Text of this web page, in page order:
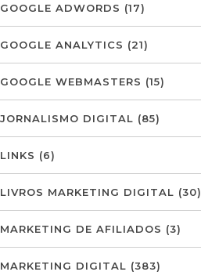
GOOGLE ADWORDS (17)
GOOGLE ANALYTICS (21)
GOOGLE WEBMASTERS (15)
JORNALISMO DIGITAL (85)
LINKS (6)
LIVROS MARKETING DIGITAL (30)
MARKETING DE AFILIADOS (3)
MARKETING DIGITAL (383)